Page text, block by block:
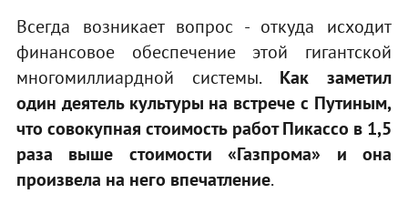
Всегда возникает вопрос - откуда исходит
финансовое обеспечение этой гигантской
многомиллиардной системы. Как заметил
один деятель культуры на встрече с Путиным,
что совокупная стоимость работ Пикассо в 1,5
раза выше стоимости «Газпрома» и она
произвела на него впечатление.